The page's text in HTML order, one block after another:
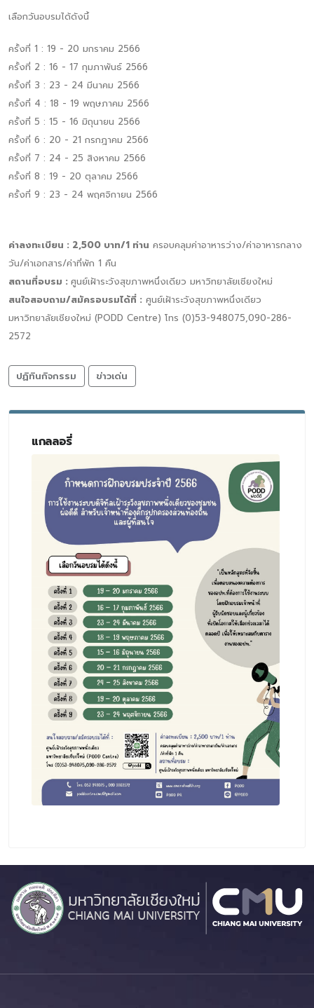
เลือกวันอบรมได้ดังนี้
ครั้งที่ 1 : 19 - 20 มกราคม 2566
ครั้งที่ 2 : 16 - 17 กุมภาพันธ์ 2566
ครั้งที่ 3 : 23 - 24 มีนาคม 2566
ครั้งที่ 4 : 18 - 19 พฤษภาคม 2566
ครั้งที่ 5 : 15 - 16 มิถุนายน 2566
ครั้งที่ 6 : 20 - 21 กรกฎาคม 2566
ครั้งที่ 7 : 24 - 25 สิงหาคม 2566
ครั้งที่ 8 : 19 - 20 ตุลาคม 2566
ครั้งที่ 9 : 23 - 24 พฤศจิกายน 2566
ค่าลงทะเบียน : 2,500 บาท/1 ท่าน ครอบคลุมค่าอาหารว่าง/ค่าอาหารกลาง
วัน/ค่าเอกสาร/ค่าที่พัก 1 คืน
สถานที่อบรม : ศูนย์เฝ้าระวังสุขภาพหนึ่งเดียว มหาวิทยาลัยเชียงใหม่
สนใจสอบถาม/สมัครอบรมได้ที่ : ศูนย์เฝ้าระวังสุขภาพหนึ่งเดียว
มหาวิทยาลัยเชียงใหม่ (PODD Centre) โทร (0)53-948075,090-286-
2572
ปฏิทินกิจกรรม ข่าวเด่น
แกลลอรี่